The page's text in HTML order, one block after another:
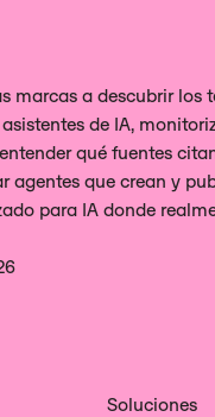
marcas a descubrir los
de IA,
qué fuentes
agentes que crean y
para IA donde
Soluciones